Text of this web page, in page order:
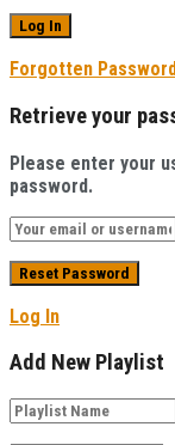
Forgotten
Retrieve your
Please enter your
password.
Log In
Add New Playlist